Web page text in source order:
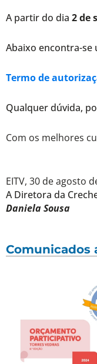
A partir do dia 2 de
Abaixo encontra-se
Termo de
Qualquer dúvida,
Com os melhores
EITV, 30 de agosto
A Diretora da
Daniela Sousa
Comunicados